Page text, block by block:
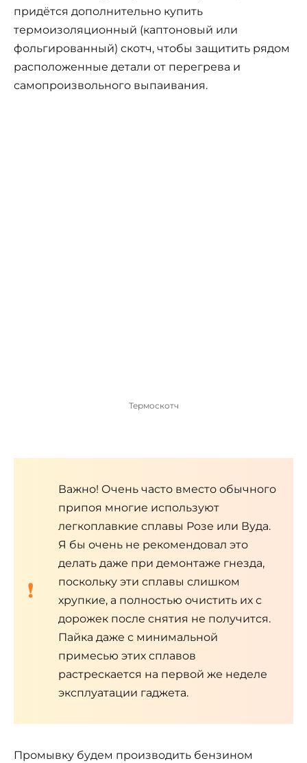
придётся дополнительно купить
термоизоляционный (каптоновый или
фольгированный) скотч, чтобы защитить рядом
расположенные детали от перегрева и
самопроизвольного выпаивания.
Термоскотч
Важно! Очень часто вместо обычного
припоя многие используют
легкоплавкие сплавы Розе или Вуда.
Я бы очень не рекомендовал это
делать даже при демонтаже гнезда,
поскольку эти сплавы слишком
хрупкие, а полностью очистить их с
дорожек после снятия не получится.
Пайка даже с минимальной
примесью этих сплавов
растрескается на первой же неделе
эксплуатации гаджета.
Промывку будем производить бензином